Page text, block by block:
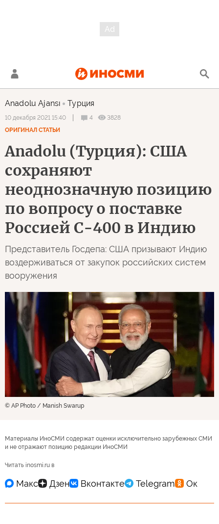
Anadolu Ajansı Турция
10 декабря 2021 15:40 4
3828
ОРИГИНАЛ СТАТЬИ
Anadolu (Турция): США
сохраняют
неоднозначную позицию
по вопросу о поставке
Россией С-400 в Индию
Представитель Госдепа: США призывают Индию
воздерживаться от закупок российских систем
вооружения
© AP Photo / Manish Swarup
Материалы ИноСМИ содержат оценки исключительно зарубежных СМИ
и не отражают позицию редакции ИноСМИ
Читать inosmi.ru в